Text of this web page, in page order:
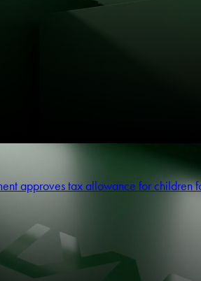
approves tax allowance for children